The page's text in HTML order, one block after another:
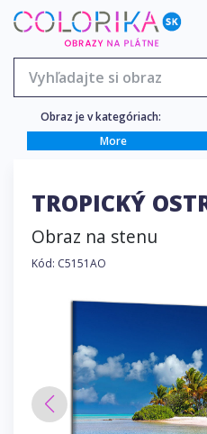
Obraz je v kategóriach:
More
TROPICKÝ
Obraz na stenu
Kód: C5151AO